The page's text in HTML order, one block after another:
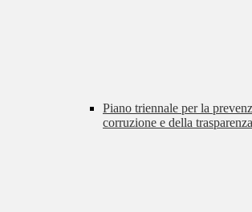
Piano triennale per la
corruzione e della trasparenza